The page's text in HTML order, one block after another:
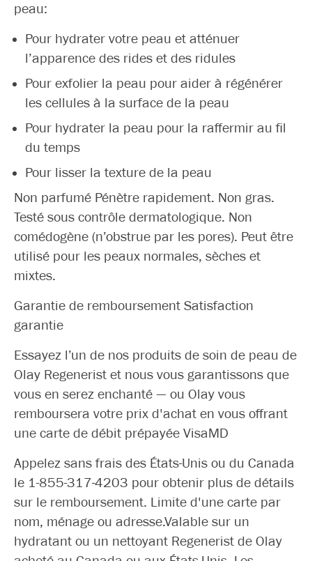
peau:
Pour hydrater votre peau et atténuer
l’apparence des rides et des ridules
Pour exfolier la peau pour aider à régénérer
les cellules à la surface de la peau
Pour hydrater la peau pour la raffermir au fil
du temps
Pour lisser la texture de la peau
Non parfumé Pénètre rapidement. Non gras.
Testé sous contrôle dermatologique. Non
comédogène (n’obstrue par les pores). Peut être
utilisé pour les peaux normales, sèches et
mixtes.
Garantie de remboursement Satisfaction
garantie
Essayez l’un de nos produits de soin de peau de
Olay Regenerist et nous vous garantissons que
vous en serez enchanté — ou Olay vous
remboursera votre prix d'achat en vous offrant
une carte de débit prépayée VisaMD
Appelez sans frais des États-Unis ou du Canada
le 1-855-317-4203 pour obtenir plus de détails
sur le remboursement. Limite d'une carte par
nom, ménage ou adresse.Valable sur un
hydratant ou un nettoyant Regenerist de Olay